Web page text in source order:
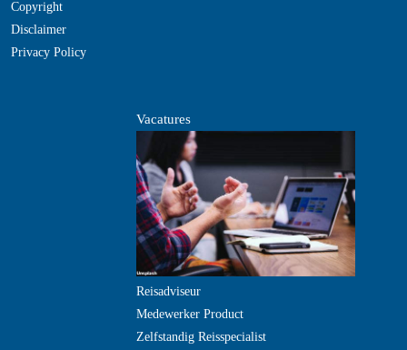
Copyright
Disclaimer
Privacy Policy
Vacatures
Reisadviseur
Medewerker Product
Zelfstandig Reisspecialist